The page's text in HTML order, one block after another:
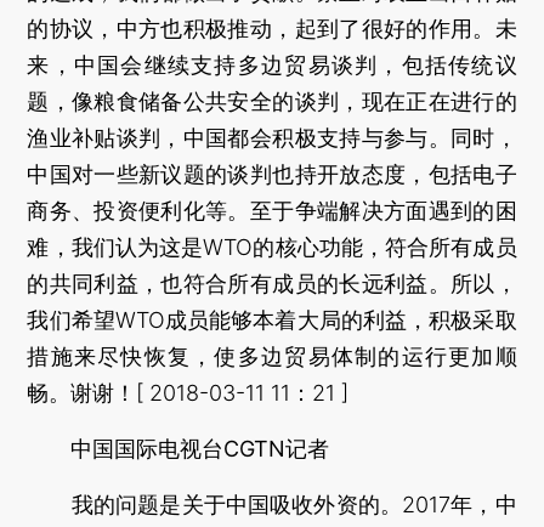
的协议，中方也积极推动，起到了很好的作用。未
来，中国会继续支持多边贸易谈判，包括传统议
题，像粮食储备公共安全的谈判，现在正在进行的
渔业补贴谈判，中国都会积极支持与参与。同时，
中国对一些新议题的谈判也持开放态度，包括电子
商务、投资便利化等。至于争端解决方面遇到的困
难，我们认为这是WTO的核心功能，符合所有成员
的共同利益，也符合所有成员的长远利益。所以，
我们希望WTO成员能够本着大局的利益，积极采取
措施来尽快恢复，使多边贸易体制的运行更加顺
畅。谢谢！[ 2018-03-11 11：21 ]
中国国际电视台CGTN记者
我的问题是关于中国吸收外资的。2017年，中